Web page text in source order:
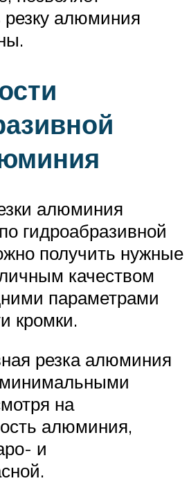
резку алюминия
алюминия
гидроабразивной
получить нужные
качеством
параметрами
кромки.
резка алюминия
на
алюминия,
и